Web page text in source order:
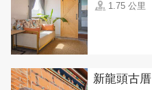
1.75 公里
新龍頭古厝